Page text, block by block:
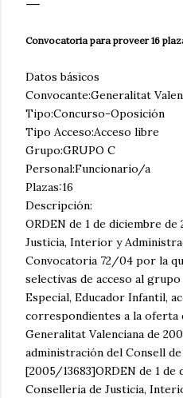
Convocatoria para proveer 16
Datos básicos
Convocante:Generalitat
Tipo:Concurso-Oposición
Tipo Acceso:Acceso libre
Grupo:GRUPO C
Personal:Funcionario/a
Plazas:16
Descripción:
ORDEN de 1 de diciembre
Justicia, Interior y
Convocatoria 72/04 por la
selectivas de acceso al
Especial, Educador Infantil,
correspondientes a la oferta
Generalitat Valenciana de
administración del Consell
[2005/13683]ORDEN de 1 de
Conselleria de Justicia,